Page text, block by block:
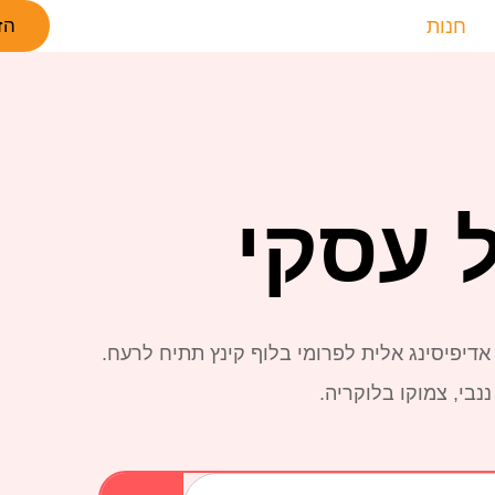
חנות
אלית לפרומי בלוף קינץ תתיח לרעח.
צמוקו בלוקריה.
Search